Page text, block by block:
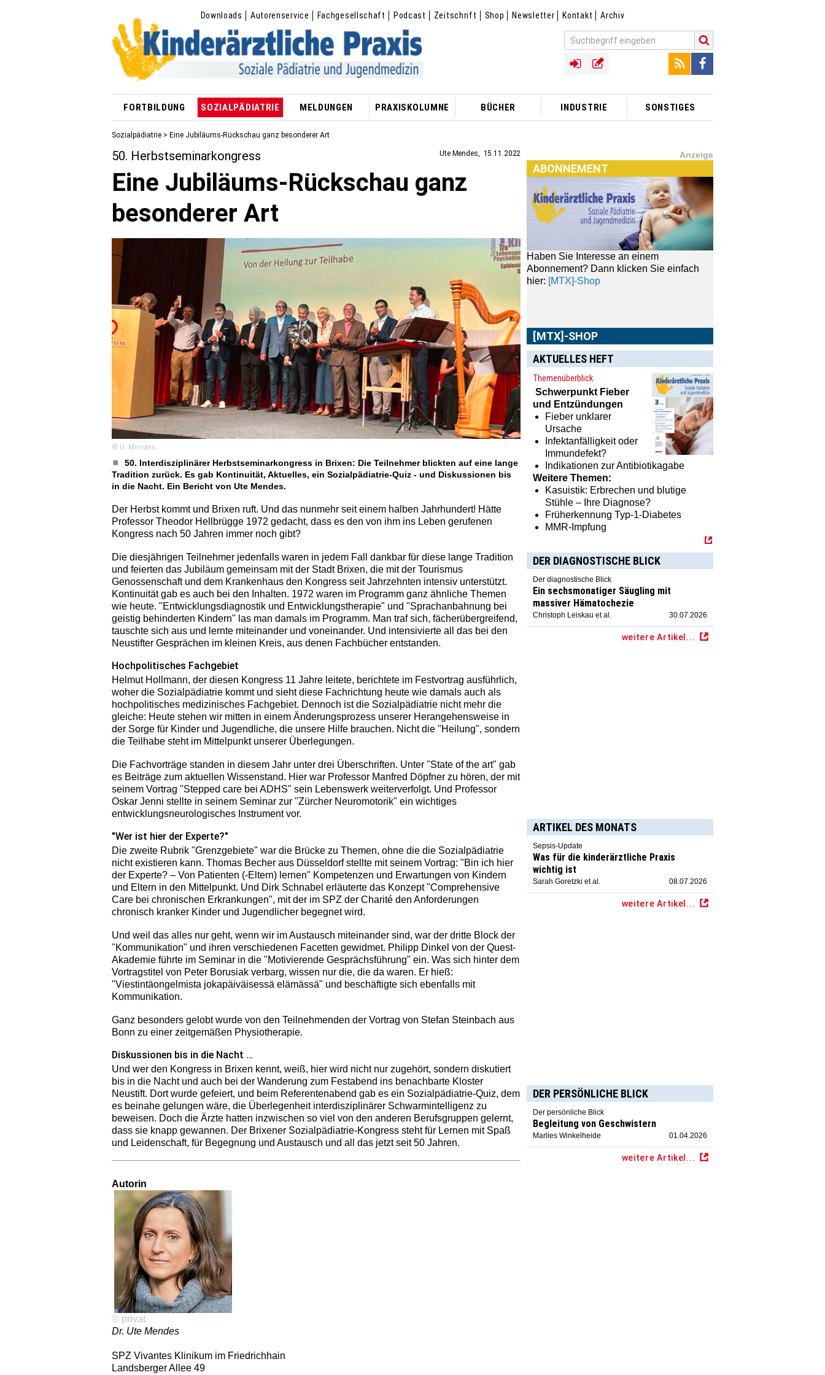
Downloads Autorenservice Fachgesellschaft Podcast Zeitschrift Shop Newsletter Kontakt Archiv
FORTBILDUNG SOZIALPÄDIATRIE MELDUNGEN PRAXISKOLUMNE BÜCHER INDUSTRIE SONSTIGES
Sozialpädiatrie > Eine Jubiläums-Rückschau ganz besonderer Art
Ute Mendes 15.11.2022
50. Herbstseminarkongress
Eine Jubiläums-Rückschau ganz
besonderer Art
© U. Mendes
50. Interdisziplinärer Herbstseminarkongress in Brixen: Die Teilnehmer blickten auf eine lange
Tradition zurück. Es gab Kontinuität, Aktuelles, ein Sozialpädiatrie-Quiz - und Diskussionen bis
in die Nacht. Ein Bericht von Ute Mendes.
Der Herbst kommt und Brixen ruft. Und das nunmehr seit einem halben Jahrhundert! Hätte
Professor Theodor Hellbrügge 1972 gedacht, dass es den von ihm ins Leben gerufenen
Kongress nach 50 Jahren immer noch gibt?
Die diesjährigen Teilnehmer jedenfalls waren in jedem Fall dankbar für diese lange Tradition
und feierten das Jubiläum gemeinsam mit der Stadt Brixen, die mit der Tourismus
Genossenschaft und dem Krankenhaus den Kongress seit Jahrzehnten intensiv unterstützt.
Kontinuität gab es auch bei den Inhalten. 1972 waren im Programm ganz ähnliche Themen
wie heute. "Entwicklungsdiagnostik und Entwicklungstherapie" und "Sprachanbahnung bei
geistig behinderten Kindern" las man damals im Programm. Man traf sich, fächerübergreifend,
tauschte sich aus und lernte miteinander und voneinander. Und intensivierte all das bei den
Neustifter Gesprächen im kleinen Kreis, aus denen Fachbücher entstanden.
Hochpolitisches Fachgebiet
Helmut Hollmann, der diesen Kongress 11 Jahre leitete, berichtete im Festvortrag ausführlich,
woher die Sozialpädiatrie kommt und sieht diese Fachrichtung heute wie damals auch als
hochpolitisches medizinisches Fachgebiet. Dennoch ist die Sozialpädiatrie nicht mehr die
gleiche: Heute stehen wir mitten in einem Änderungsprozess unserer Herangehensweise in
der Sorge für Kinder und Jugendliche, die unsere Hilfe brauchen. Nicht die "Heilung", sondern
die Teilhabe steht im Mittelpunkt unserer Überlegungen.
Die Fachvorträge standen in diesem Jahr unter drei Überschriften. Unter "State of the art" gab
es Beiträge zum aktuellen Wissenstand. Hier war Professor Manfred Döpfner zu hören, der mit
seinem Vortrag "Stepped care bei ADHS" sein Lebenswerk weiterverfolgt. Und Professor
Oskar Jenni stellte in seinem Seminar zur "Zürcher Neuromotorik" ein wichtiges
entwicklungsneurologisches Instrument vor.
"Wer ist hier der Experte?"
Die zweite Rubrik "Grenzgebiete" war die Brücke zu Themen, ohne die die Sozialpädiatrie
nicht existieren kann. Thomas Becher aus Düsseldorf stellte mit seinem Vortrag: "Bin ich hier
der Experte? – Von Patienten (-Eltern) lernen" Kompetenzen und Erwartungen von Kindern
und Eltern in den Mittelpunkt. Und Dirk Schnabel erläuterte das Konzept "Comprehensive
Care bei chronischen Erkrankungen", mit der im SPZ der Charité den Anforderungen
chronisch kranker Kinder und Jugendlicher begegnet wird.
Und weil das alles nur geht, wenn wir im Austausch miteinander sind, war der dritte Block der
"Kommunikation" und ihren verschiedenen Facetten gewidmet. Philipp Dinkel von der Quest-
Akademie führte im Seminar in die "Motivierende Gesprächsführung" ein. Was sich hinter dem
Vortragstitel von Peter Borusiak verbarg, wissen nur die, die da waren. Er hieß:
"Viestintäongelmista jokapäiväisessä elämässä" und beschäftigte sich ebenfalls mit
Kommunikation.
Ganz besonders gelobt wurde von den Teilnehmenden der Vortrag von Stefan Steinbach aus
Bonn zu einer zeitgemäßen Physiotherapie.
Diskussionen bis in die Nacht …
Und wer den Kongress in Brixen kennt, weiß, hier wird nicht nur zugehört, sondern diskutiert
bis in die Nacht und auch bei der Wanderung zum Festabend ins benachbarte Kloster
Neustift. Dort wurde gefeiert, und beim Referentenabend gab es ein Sozialpädiatrie-Quiz, dem
es beinahe gelungen wäre, die Überlegenheit interdisziplinärer Schwarmintelligenz zu
beweisen. Doch die Ärzte hatten inzwischen so viel von den anderen Berufsgruppen gelernt,
dass sie knapp gewannen. Der Brixener Sozialpädiatrie-Kongress steht für Lernen mit Spaß
und Leidenschaft, für Begegnung und Austausch und all das jetzt seit 50 Jahren.
Autorin
© privat
Dr. Ute Mendes
SPZ Vivantes Klinikum im Friedrichhain
Landsberger Allee 49
Anzeige
ABONNEMENT
Haben Sie Interesse an einem
Abonnement? Dann klicken Sie einfach
hier:[MTX]-Shop
Im [MTX]-Shop
finden Sie alle Produkte
aus unserem Verlagsprogramm: Bücher,
Zeitschriften oder Schulungsprogramme
sowie praktische Accessoires.
AKTUELLES HEFT
Themenüberblick
Schwerpunkt Fieber
und Entzündungen
Fieber unklarer
Ursache
Infektanfälligkeit oder
Immundefekt?
Indikationen zur Antibiotikagabe
Weitere Themen:
Kasuistik: Erbrechen und blutige
Stühle – Ihre Diagnose?
Früherkennung Typ-1-Diabetes
MMR-Impfung
DER DIAGNOSTISCHE BLICK
Der diagnostische Blick
Ein sechsmonatiger Säugling mit
massiver Hämatochezie
Christoph Leiskau et al. 30.07.2026
weitere Artikel...
ARTIKEL DES MONATS
Sepsis-Update
Was für die kinderärztliche Praxis
wichtig ist
Sarah Goretzki et al. 08.07.2026
weitere Artikel...
DER PERSÖNLICHE BLICK
Der persönliche Blick
Begleitung von Geschwistern
Marlies Winkelheide 01.04.2026
weitere Artikel...